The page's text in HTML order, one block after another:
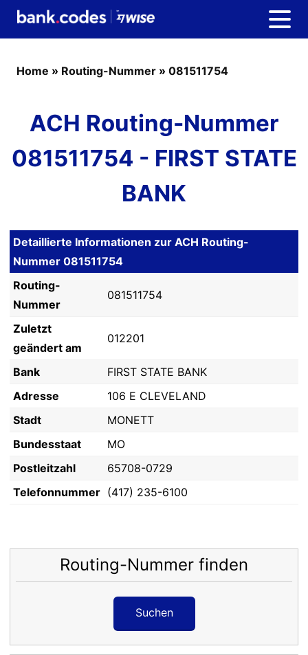
Home » Routing-Nummer » 081511754
ACH Routing-Nummer
081511754 - FIRST STATE
BANK
Detaillierte Informationen zur ACH Routing-
Nummer 081511754
Routing-
Nummer
081511754
Zuletzt
geändert am
012201
Bank
FIRST STATE BANK
Adresse
106 E CLEVELAND
Stadt
MONETT
Bundesstaat
MO
Postleitzahl
65708-0729
Telefonnummer (417) 235-6100
Routing-Nummer finden
Suchen